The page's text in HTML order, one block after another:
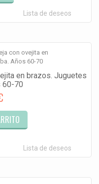
Lista de deseos
en brazos. Juguetes
60-70
Lista de deseos